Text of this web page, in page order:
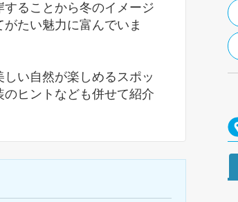
ることから冬のイメージ
たい魅力に富んでいま
い自然が楽しめるスポッ
のヒントなども併せて紹介